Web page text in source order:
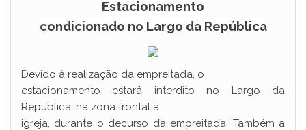
Estacionamento
condicionado no Largo da República
Devido à realização da empreitada, o
estacionamento estará interdito no Largo da
República, na zona frontal à
igreja, durante o decurso da empreitada. Também a